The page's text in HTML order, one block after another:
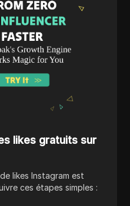
likes gratuits sur
likes Instagram est
ces étapes simples :